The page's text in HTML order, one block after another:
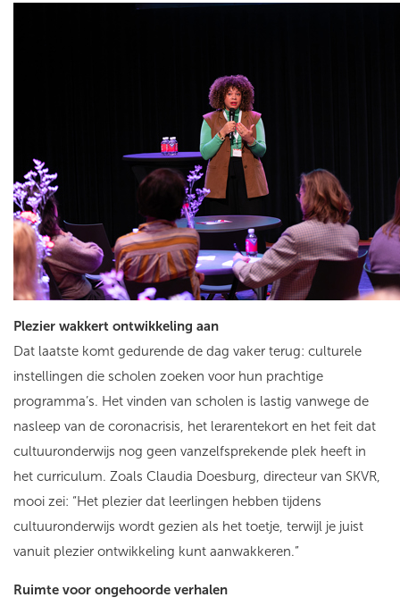
Plezier wakkert ontwikkeling aan
Dat laatste komt gedurende de dag vaker terug: culturele
instellingen die scholen zoeken voor hun prachtige
programma’s. Het vinden van scholen is lastig vanwege de
nasleep van de coronacrisis, het lerarentekort en het feit dat
cultuuronderwijs nog geen vanzelfsprekende plek heeft in
het curriculum. Zoals Claudia Doesburg, directeur van SKVR,
mooi zei: “Het plezier dat leerlingen hebben tijdens
cultuuronderwijs wordt gezien als het toetje, terwijl je juist
vanuit plezier ontwikkeling kunt aanwakkeren.”
Ruimte voor ongehoorde verhalen